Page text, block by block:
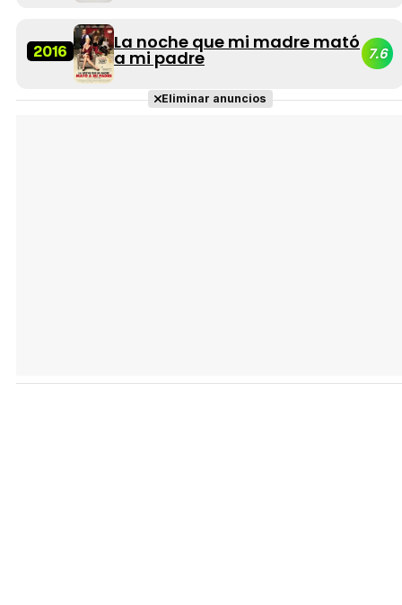
2016 La noche que mi madre mató
a mi padre 7.6
Eliminar anuncios